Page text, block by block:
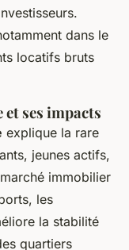
dans le
locatifs bruts
ses impacts
explique la rare
jeunes actifs,
immobilier
les
la stabilité
quartiers